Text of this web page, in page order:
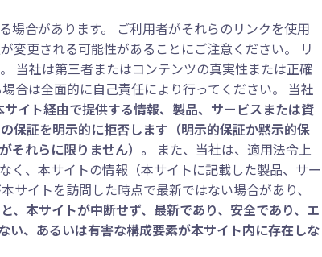
場合があります。 ご利用者がそれらのリンクを使用
変更される可能性があることにご注意ください。 リ
当社は第三者またはコンテンツの真実性または正確
合は全面的に自己責任により行ってください。 当社
イト経由で提供する情報、製品、サービスまたは資
保証を明示的に拒否します（明示的保証か黙示的保
れらに限りません）。
また、当社は、適用法令上
く、本サイトの情報（本サイトに記載した製品、サー
イトを訪問した時点で最新ではない場合があり、
、本サイトが中断せず、最新であり、安全であり、エ
い、あるいは有害な構成要素が本サイト内に存在しな